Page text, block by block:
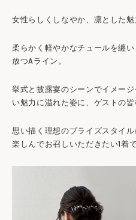
女性らしくしなやか、凛とした
柔らかく軽やかなチュールを纏
放つAライン。
挙式と披露宴のシーンでイメー
い魅力に溢れた姿に、ゲストの
思い描く理想のブライズスタイ
楽しんでお召しいただきたい1着で